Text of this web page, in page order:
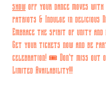
show off your dance moves
patriots & Indulge in delicious
Embrace the spirit of unity and
Get your tickets now and be
celebration! 🎟️ Don't miss out
Limited Availability!!!